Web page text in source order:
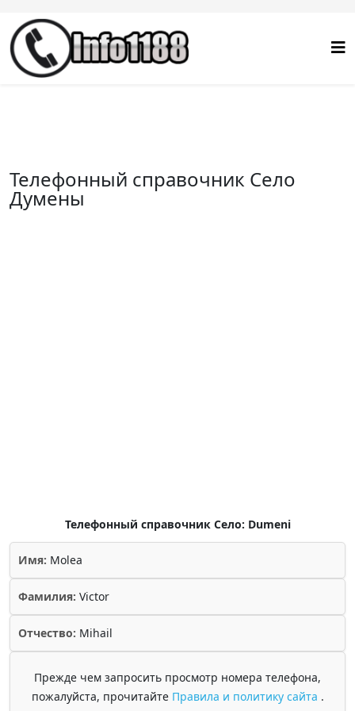
Телефонный справочник Село
Думены
Телефонный справочник Село: Dumeni
Имя: Molea
Фамилия: Victor
Отчество: Mihail
Прежде чем запросить просмотр номера телефона,
пожалуйста, прочитайте Правила и политику сайта .